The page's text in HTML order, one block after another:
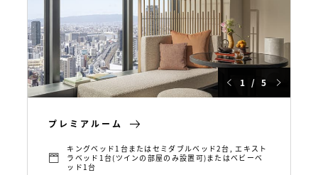
1 / 5
プレミアルーム
キングベッド1台またはセミダブルベッド2台, エキスト
ラベッド1台(ツインの部屋のみ設置可)またはベビーベ
ッド1台